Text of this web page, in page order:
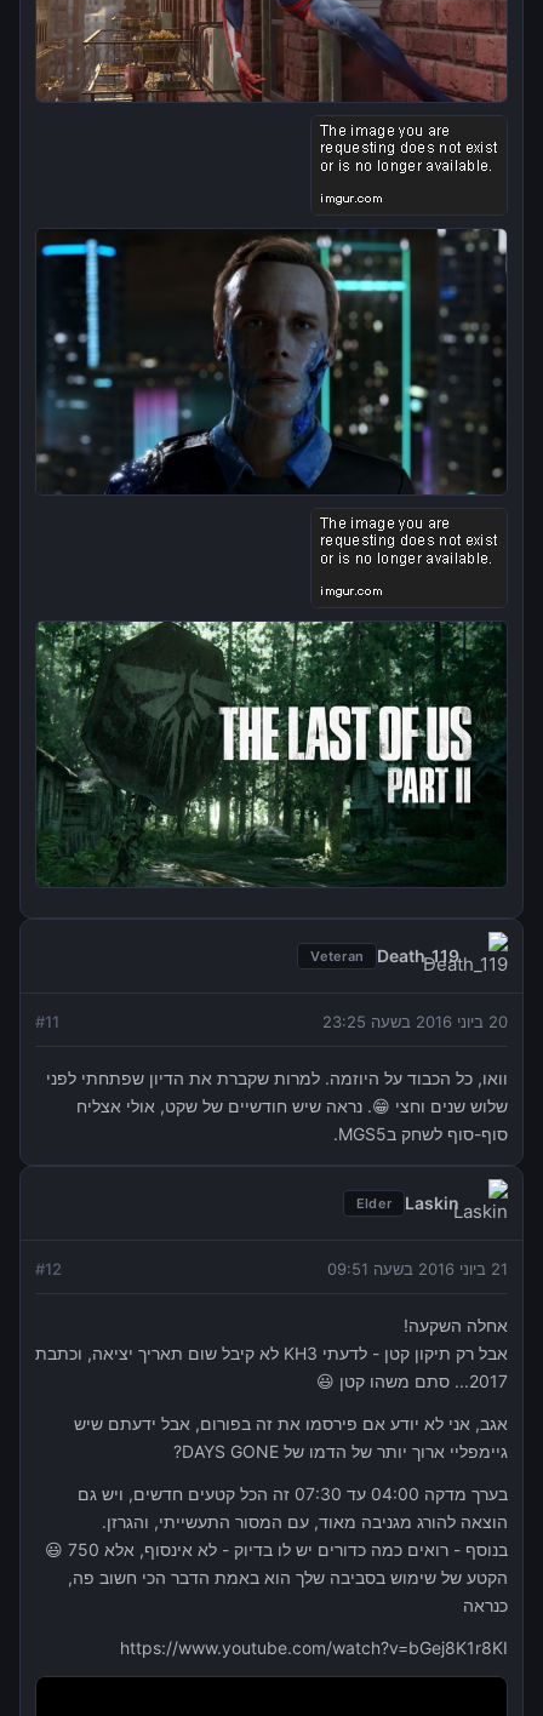
Death_119
Veteran
20 ביוני 2016 בשעה 23:25 #11
וואו, כל הכבוד על היוזמה. למרות שקברת את הדיון שפתחתי לפני
שלוש שנים וחצי 😁. נראה שיש חודשיים של שקט, אולי אצליח
סוף-סוף לשחק בMGS5.
Laskin
Elder
21 ביוני 2016 בשעה 09:51 #12
אחלה השקעה!
אבל רק תיקון קטן - לדעתי KH3 לא קיבל שום תאריך יציאה, וכתבת
2017... סתם משהו קטן 😃
אגב, אני לא יודע אם פירסמו את זה בפורום, אבל ידעתם שיש
גיימפליי ארוך יותר של הדמו של DAYS GONE?
בערך מדקה 04:00 עד 07:30 זה הכל קטעים חדשים, ויש גם
הוצאה להורג מגניבה מאוד, עם המסור התעשייתי, והגרזן.
בנוסף - רואים כמה כדורים יש לו בדיוק - לא אינסוף, אלא 750 😃
הקטע של שימוש בסביבה שלך הוא באמת הדבר הכי חשוב פה,
כנראה
https://www.youtube.com/watch?v=bGej8K1r8KI